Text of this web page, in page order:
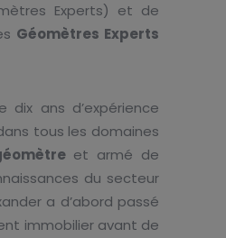
Experts) et de
Géomètres Experts
dix ans d’expérience
tous les domaines
et armé de
du secteur
a d’abord passé
immobilier avant de